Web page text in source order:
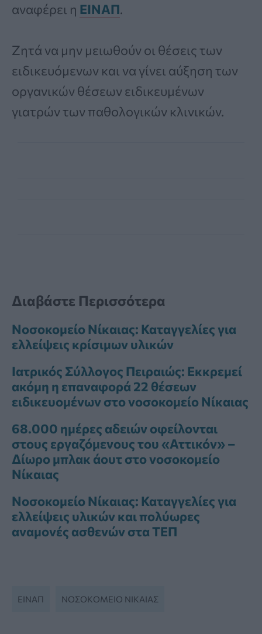
αναφέρει η ΕΙΝΑΠ.
Ζητά να μην μειωθούν οι θέσεις των
ειδικευόμενων και να γίνει αύξηση των
οργανικών θέσεων ειδικευμένων
γιατρών των παθολογικών κλινικών.
Διαβάστε Περισσότερα
Νοσοκομείο Νίκαιας: Καταγγελίες για
ελλείψεις κρίσιμων υλικών
Ιατρικός Σύλλογος Πειραιώς: Εκκρεμεί
ακόμη η επαναφορά 22 θέσεων
ειδικευομένων στο νοσοκομείο Νίκαιας
68.000 ημέρες αδειών οφείλονται
στους εργαζόμενους του «Αττικόν» –
Δίωρο μπλακ άουτ στο νοσοκομείο
Νίκαιας
Νοσοκομείο Νίκαιας: Καταγγελίες για
ελλείψεις υλικών και πολύωρες
αναμονές ασθενών στα ΤΕΠ
ΕΙΝΑΠ ΝΟΣΟΚΟΜΕΊΟ ΝΊΚΑΙΑΣ